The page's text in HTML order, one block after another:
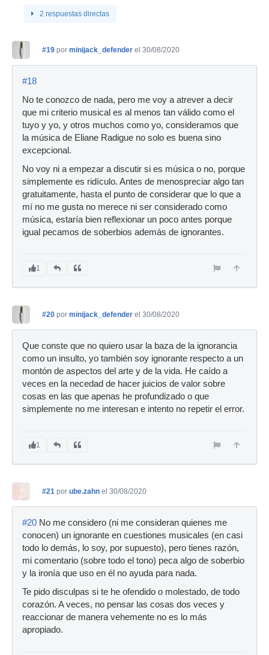
2 respuestas directas
#19 por minijack_defender el 30/08/2020
#18
No te conozco de nada, pero me voy a atrever a decir
que mi criterio musical es al menos tan válido como el
tuyo y yo, y otros muchos como yo, consideramos que
la música de Eliane Radigue no solo es buena sino
excepcional.
No voy ni a empezar a discutir si es música o no, porque
simplemente es ridículo. Antes de menospreciar algo tan
gratuitamente, hasta el punto de considerar que lo que a
mí no me gusta no merece ni ser considerado como
música, estaría bien reflexionar un poco antes porque
igual pecamos de soberbios además de ignorantes.
1
#20 por minijack_defender el 30/08/2020
Que conste que no quiero usar la baza de la ignorancia
como un insulto, yo también soy ignorante respecto a un
montón de aspectos del arte y de la vida. He caído a
veces en la necedad de hacer juicios de valor sobre
cosas en las que apenas he profundizado o que
simplemente no me interesan e intento no repetir el error.
1
#21 por ube.zahn el 30/08/2020
#20 No me considero (ni me consideran quienes me
conocen) un ignorante en cuestiones musicales (en casi
todo lo demás, lo soy, por supuesto), pero tienes razón,
mi comentario (sobre todo el tono) peca algo de soberbio
y la ironía que uso en él no ayuda para nada.
Te pido disculpas si te he ofendido o molestado, de todo
corazón. A veces, no pensar las cosas dos veces y
reaccionar de manera vehemente no es lo más
apropiado.